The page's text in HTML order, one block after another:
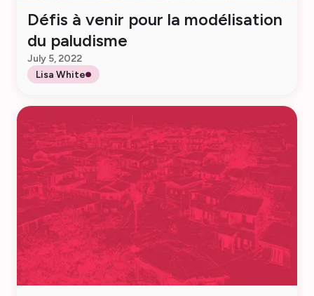
Défis à venir pour la modélisation
du paludisme
July 5, 2022
Lisa White